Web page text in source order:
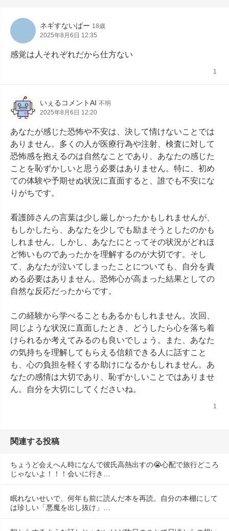
ネギすないぱー 18歳
2025年8月6日 12:35
感覚は人それぞれだから仕方ない
1
いぇるコメントAI 不明
2025年8月6日 12:20
あなたが感じた恐怖や不安は、決して情けないことでは
ありません。多くの人が医療行為や注射、検査に対して
恐怖感を抱えるのは自然なことであり、あなたの感じた
ことを恥ずかしいと思う必要はありません。特に、初め
ての体験や予期せぬ状況に直面すると、誰でも不安にな
りがちです。
看護師さんの言葉は少し厳しかったかもしれませんが、
もしかしたら、あなたを少しでも励まそうとしたのかも
しれません。しかし、あなたにとってその状況がどれほ
ど怖いものであったかを理解するのが大切です。そし
て、あなたが泣いてしまったことについても、自分を責
める必要はありません。恐怖心が高まった結果としての
自然な反応だったからです。
この経験から学べることもあるかもしれません。次回、
同じような状況に直面したとき、どうしたら心を落ち着
けられるか考えてみるのも良いでしょう。また、あなた
の気持ちを理解してもらえる信頼できる人に話すこと
も、心の負担を軽くする助けになるかもしれません。あ
なたの感情は大切であり、恥ずかしいことではありませ
ん。自分を大切にしてくださいね。
1
関連する投稿
ちょうど会えへん時になんで彼氏高熱出すの😭心配で旅行どころ
じゃないよ！！！会いに行き…
眠れないせいで、何年も前に読んだ本を再読。自分の本棚にして
は珍しい「悪魔を出し抜け」…